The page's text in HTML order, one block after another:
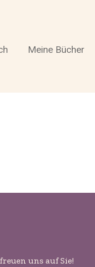
Meine Bücher
uns auf Sie!